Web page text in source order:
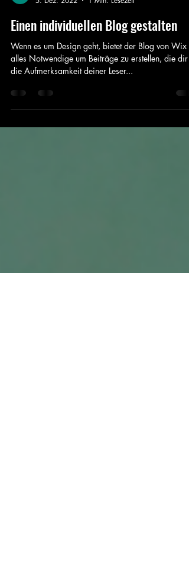
Sergio Masciali
5. Dez. 2022
1 Min. Lesezeit
Einen individuellen Blog gestalten
Wenn es um Design geht, bietet der Blog von Wix
alles Notwendige um Beiträge zu erstellen, die dir